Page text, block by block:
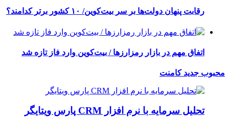
رقابت پنهان دولت‌ها بر سر بیت‌کوین/ ۱۰ کشور برتر کدامند؟
اتفاق مهم در بازار رمزارزها / بیت‌کوین وارد فاز تازه شد
محبوب جدیدکامنت
تحلیل سرمایه با نرم افزار CRM پارس ویتایگر